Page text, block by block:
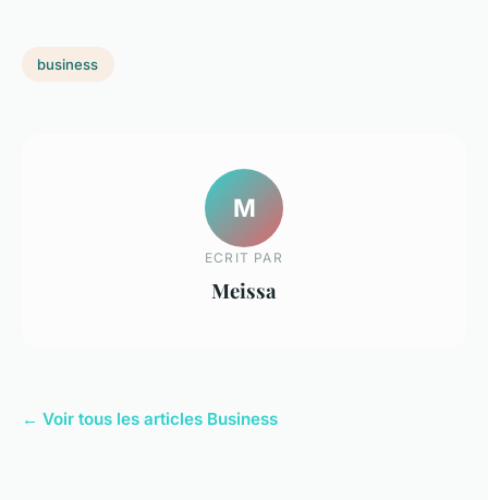
business
M
ECRIT PAR
Meissa
← Voir tous les articles Business